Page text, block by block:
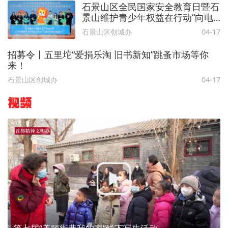
石景山区全民国家安全教育日暨石
景山维护青少年权益在行动“向电
信网络诈骗说不”专项活动启动仪
式举行
石景山区创城办 04-17
招募令丨五里坨“爱捐乐淘 旧书新知”跳蚤市场等你
来！
石景山区创城办 04-17
视频